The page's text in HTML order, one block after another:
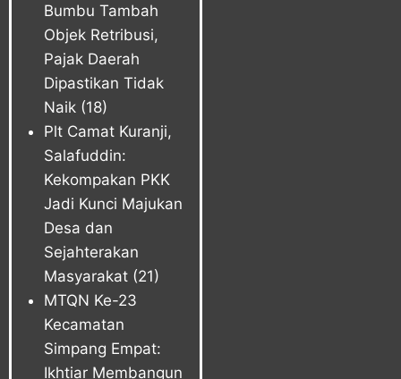
Bumbu Tambah
Objek Retribusi,
Pajak Daerah
Dipastikan Tidak
Naik (18)
Plt Camat Kuranji,
Salafuddin:
Kekompakan PKK
Jadi Kunci Majukan
Desa dan
Sejahterakan
Masyarakat (21)
MTQN Ke-23
Kecamatan
Simpang Empat:
Ikhtiar Membangun